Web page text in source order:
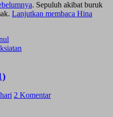
. Sepuluh akibat buruk
Lanjutkan membaca Hina
2 Komentar